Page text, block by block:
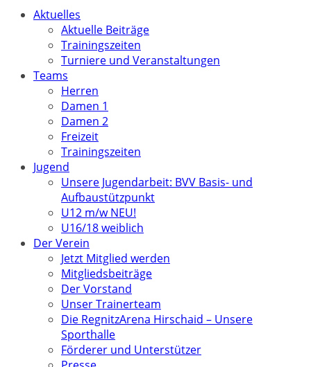
Aktuelles
Aktuelle Beiträge
Trainingszeiten
Turniere und Veranstaltungen
Teams
Herren
Damen 1
Damen 2
Freizeit
Trainingszeiten
Jugend
Unsere Jugendarbeit: BVV Basis- und
Aufbaustützpunkt
U12 m/w NEU!
U16/18 weiblich
Der Verein
Jetzt Mitglied werden
Mitgliedsbeiträge
Der Vorstand
Unser Trainerteam
Die RegnitzArena Hirschaid – Unsere
Sporthalle
Förderer und Unterstützer